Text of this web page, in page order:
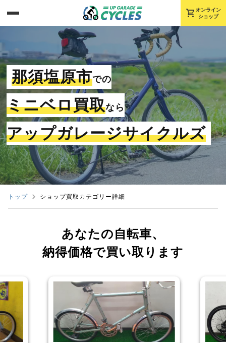
shopping_cart オンライン
ショップ
那須塩原市での
ミニベロ買取なら
アップガレージサイクルズ
トップ ショップ買取カテゴリー詳細
あなたの自転車、
納得価格で買い取ります